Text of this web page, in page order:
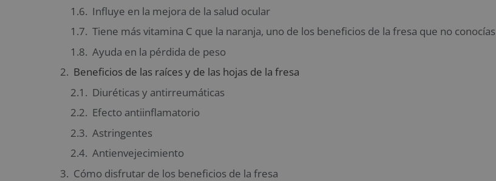
Influye en la mejora de la salud ocular
Tiene más vitamina C que la naranja, uno de los beneficios de la fresa que no conocías
Ayuda en la pérdida de peso
Beneficios de las raíces y de las hojas de la fresa
Diuréticas y antirreumáticas
Efecto antiinflamatorio
Astringentes
Antienvejecimiento
Cómo disfrutar de los beneficios de la fresa